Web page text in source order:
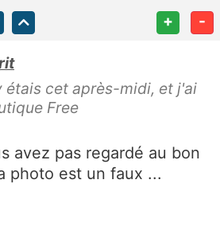
+ -
étais cet après-midi, et j'ai
Free
avez pas regardé au bon
photo est un faux ...